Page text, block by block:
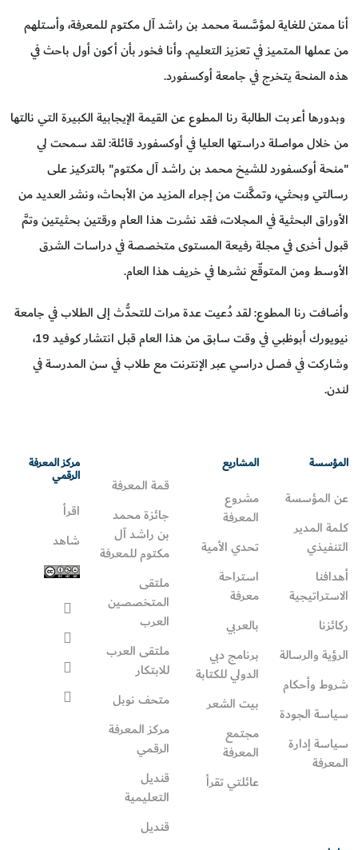
أنا ممتن للغاية لمؤسَّسة محمد بن راشد آل مكتوم للمعرفة، وأستلهم
من عملها المتميز في تعزيز التعليم. وأنا فخور بأن أكون أول باحث في
هذه المنحة يتخرج في جامعة أوكسفورد.
وبدورها أعربت الطالبة رنا المطوع عن القيمة الإيجابية الكبيرة التي نالتها
من خلال مواصلة دراستها العليا في أوكسفورد قائلة: لقد سمحت لي
"منحة أوكسفورد للشيخ محمد بن راشد آل مكتوم" بالتركيز على
رسالتي وبحثي، وتمكَّنت من إجراء المزيد من الأبحاث، ونشر العديد من
الأوراق البحثية في المجلات، فقد نشرت هذا العام ورقتين بحثيتين وتمَّ
قبول أخرى في مجلة رفيعة المستوى متخصصة في دراسات الشرق
الأوسط ومن المتوقّع نشرها في خريف هذا العام.
وأضافت رنا المطوع: لقد دُعيت عدة مرات للتحدُّث إلى الطلاب في جامعة
نيويورك أبوظبي في وقت سابق من هذا العام قبل انتشار كوفيد 19،
وشاركت في فصل دراسي عبر الإنترنت مع طلاب في سن المدرسة في
لندن.
المؤسسة
عن المؤسسة
كلمة المدير
التنفيذي
أهدافنا
الاستراتيجية
ركائزنا
الرؤية والرسالة
شروط وأحكام
سياسة الجودة
سياسة إدارة
المعرفة
المشاريع
مشروع
المعرفة
تحدي الأمية
استراحة
معرفة
بالعربي
برنامج دبي
الدولي للكتابة
بيت الشعر
مجتمع
المعرفة
عائلتي تقرأ‎
قمة المعرفة
جائزة محمد
بن راشد آل
مكتوم للمعرفة
ملتقى
المتخصصين
العرب
ملتقى العرب
للابتكار
متحف نوبل
مركز المعرفة
الرقمي
قنديل
التعليمية
قنديل
مركز المعرفة
الرقمي
اقرأ
شاهد